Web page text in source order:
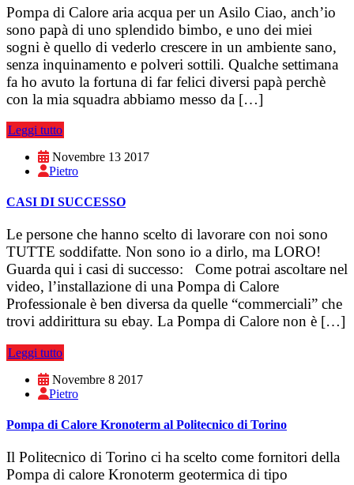
Pompa di Calore aria acqua per un Asilo Ciao, anch’io
sono papà di uno splendido bimbo, e uno dei miei
sogni è quello di vederlo crescere in un ambiente sano,
senza inquinamento e polveri sottili. Qualche settimana
fa ho avuto la fortuna di far felici diversi papà perchè
con la mia squadra abbiamo messo da […]
Leggi tutto
Novembre 13 2017
Pietro
CASI DI SUCCESSO
Le persone che hanno scelto di lavorare con noi sono
TUTTE soddifatte. Non sono io a dirlo, ma LORO!
Guarda qui i casi di successo: Come potrai ascoltare nel
video, l’installazione di una Pompa di Calore
Professionale è ben diversa da quelle “commerciali” che
trovi addirittura su ebay. La Pompa di Calore non è […]
Leggi tutto
Novembre 8 2017
Pietro
Pompa di Calore Kronoterm al Politecnico di Torino
Il Politecnico di Torino ci ha scelto come fornitori della
Pompa di calore Kronoterm geotermica di tipo